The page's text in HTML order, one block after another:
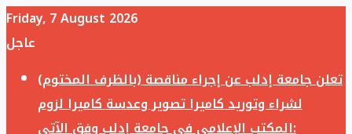
Friday, 7 August 2026
عاجل
تعلن جامعة إدلب عن إجراء مناقصة (بالظرف المختوم)
لشراء وتوريد كاميرا تصوير وعدسة كاميرا لزوم
المكتب الإعلامي في جامعة إدلب وفق الآتي: